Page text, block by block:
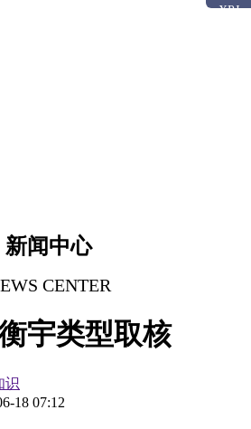
新闻中心
CENTER
宇类型取核
识
18 07:12